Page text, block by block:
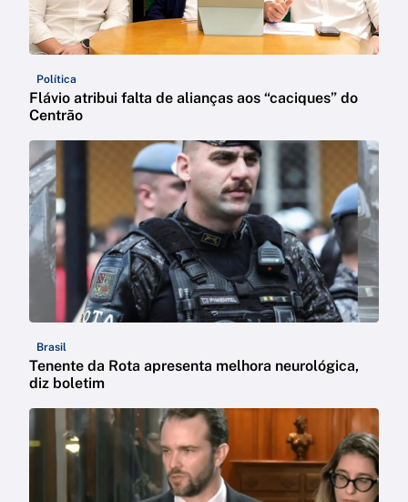
Política
Flávio atribui falta de alianças aos “caciques” do
Centrão
Brasil
Tenente da Rota apresenta melhora neurológica,
diz boletim